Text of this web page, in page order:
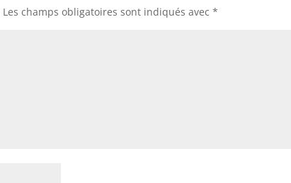
Les champs obligatoires sont indiqués avec *